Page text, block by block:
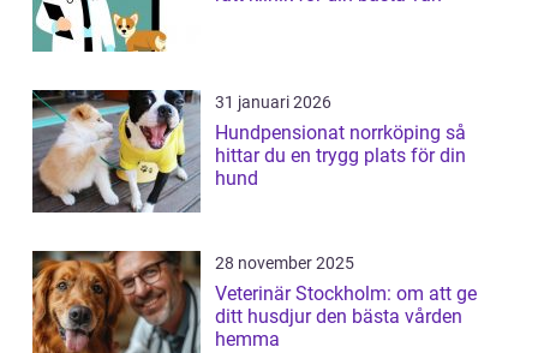
31 januari 2026
Hundpensionat norrköping så
hittar du en trygg plats för din
hund
28 november 2025
Veterinär Stockholm: om att ge
ditt husdjur den bästa vården
hemma